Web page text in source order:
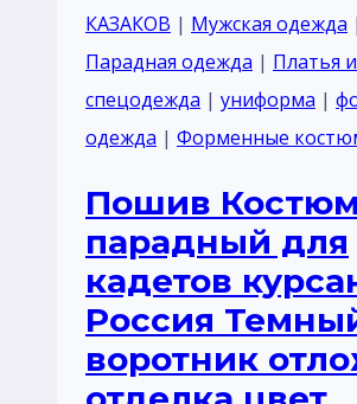
Россия
темный
синий
воротник
галуном
отделка
красный
тк
п/
КАЗАКОВ | Мужская одежда |
Парадная одежда | Платья
спецодежда | униформа |
одежда | Форменные
Пошив Костюм
парадный для
кадетов
Россия
воротник